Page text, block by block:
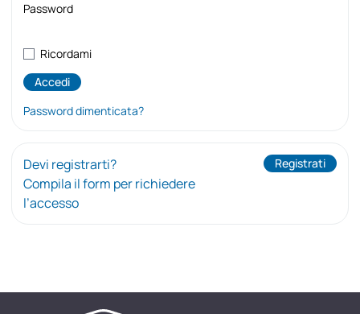
Password
Ricordami
Password dimenticata?
Devi registrarti?
Compila il form per richiedere
l’accesso
Registrati